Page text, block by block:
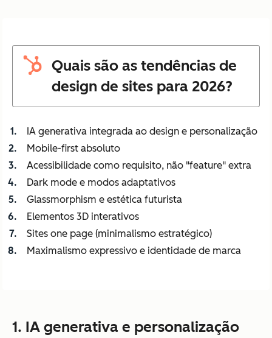
Quais são as tendências de
design de sites para 2026?
IA generativa integrada ao design e personalização
Mobile-first absoluto
Acessibilidade como requisito, não "feature" extra
Dark mode e modos adaptativos
Glassmorphism e estética futurista
Elementos 3D interativos
Sites one page (minimalismo estratégico)
Maximalismo expressivo e identidade de marca
1. IA generativa e personalização